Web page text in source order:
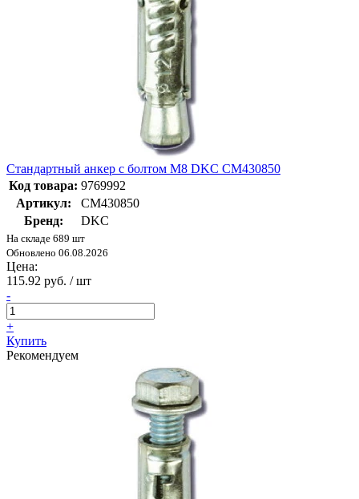
Стандартный анкер с болтом М8 DKC CM430850
Код товара: 9769992
Артикул:
CM430850
Бренд:
DKC
На складе 689 шт
Обновлено 06.08.2026
Цена:
115.92 руб. / шт
-
+
Купить
Рекомендуем